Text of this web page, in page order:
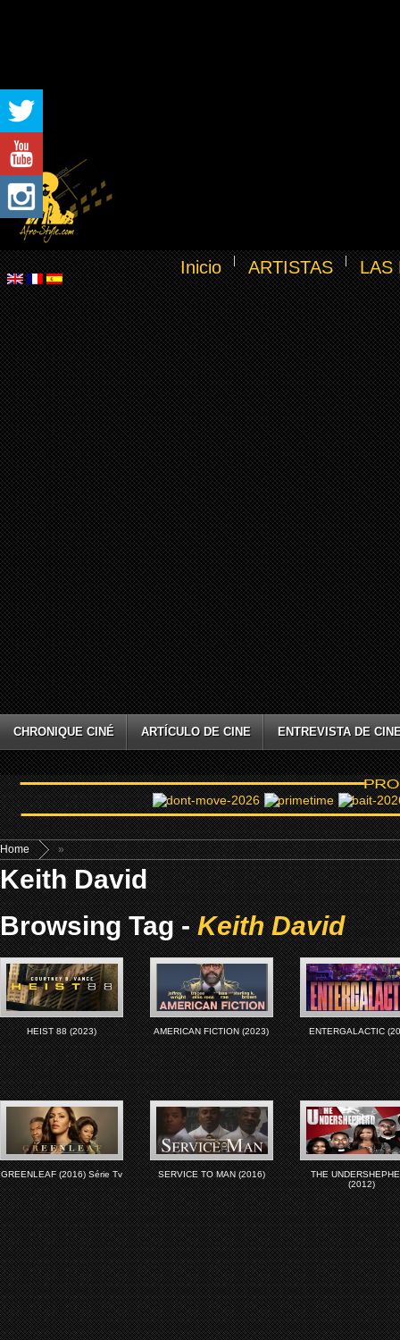
Inicio ARTISTAS LAS
CHRONIQUE CINÉ ARTÍCULO DE CINE ENTREVISTA DE
Home »
Keith David
Browsing Tag -Keith David
HEIST 88 (2023) AMERICAN FICTION (2023) ENTERGALACTIC
GREENLEAF (2016) Série Tv SERVICE TO MAN (2016)
THE
(2012)